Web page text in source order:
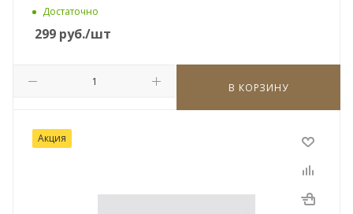
Достаточно
299 руб./шт
В КОРЗИНУ
Акция